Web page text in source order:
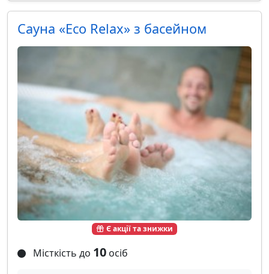
Є акції та знижки
Сауна «Eco Relax» з басейном
Місткість до 10 осіб